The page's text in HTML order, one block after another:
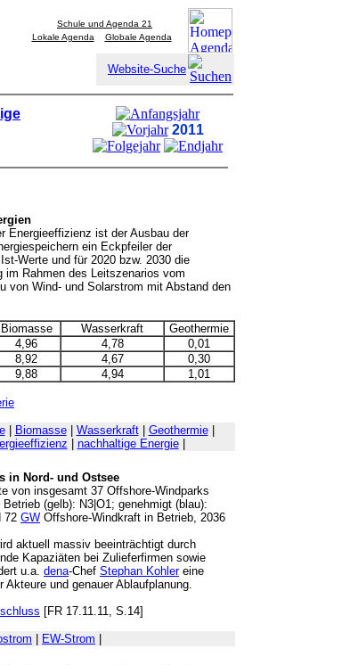
Schule und Agenda 21
Lokale Agenda
Globale Agenda
Website-Suche
2011
Energieeffizienz ist der Ausbau der
ein Eckpfeiler der
Werte und für 2020 bzw. 2030 die
im Rahmen des Leitszenarios vom
von Wind- und Solarstrom mit Abstand den
Biomasse Wasserkraft
Geothermie
4,96 4,78
0,01
8,92 4,67
0,30
9,88 4,94 1,01
| Biomasse| Wasserkraft| Geothermie|
nachhaltige Energie|
in Nord- und Ostsee
von insgesamt 37 Offshore-Windparks
(gelb): N3|O1; genehmigt (blau):
72 GW Offshore-Windkraft in Betrieb, 2036
aktuell massiv beeinträchtigt durch
Kapaziäten bei Zulieferfirmen sowie
u.a. dena-Chef Stephan Kohlereine
und genauer Ablaufplanung.
[FR 17.11.11, S.14]
EW-Strom